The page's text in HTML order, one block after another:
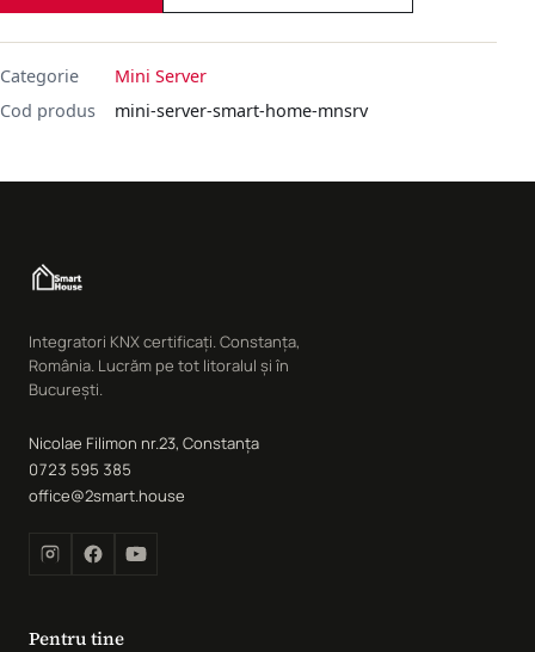
Categorie
Mini Server
Cod produs
mini-server-smart-home-mnsrv
Integratori KNX certificați. Constanța,
România. Lucrăm pe tot litoralul și în
București.
Nicolae Filimon nr.23, Constanța
0723 595 385
office@2smart.house
Pentru tine